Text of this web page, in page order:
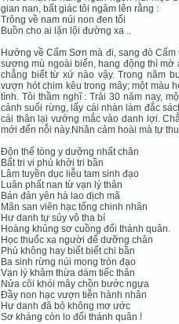
gian nan, bất giác tôi ngâm lên rằng :
Trông về nam núi non đen tối
Buồn cho ai lặn lội đường xa ..
Hướng về Cẩm Sơn mà đi, sang đò
sương mù ngoài biển, hang động thì
chẳng biết từ xứ nào vậy. Trong năm
vượn hót chim kêu trong mây; một màu
tình. Tôi thầm nghĩ : Trải 30 năm nay,
cảnh suối rừng, lấy cái nhàn làm đắc
cái thân lại vướng mắc vào danh lợi.
mới đến nỗi này.Nhân cảm hoài mà tự
Độn thế tòng y dưỡng nhất chân
Bất tri vi phú khởi tri bần
Lâm tuyền dục liễu tam sinh đạo
Luân phất nan từ vạn lý thân
Bán đản yên hà lao dịch mã
Mãn san viên hạc tống chinh nhân
Hư danh tự sủy vô tha bí
Hoàng khủng sơ cuồng đối thánh quân.
Học thuốc xa người để dưỡng chân
Phú không hay biết biết chi bần
Ba sinh rừng núi mong tròn đạo
Vạn lý khâm thừa dám tiếc thân
Nửa cõi khói mây chồn bước ngựa
Đầy non hạc vượn tiễn hành nhân
Hư danh đã bỏ không mơ ước
Sơ kháng còn lo đối thánh quân !